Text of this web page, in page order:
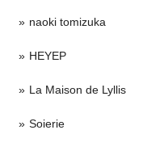
naoki tomizuka
HEYEP
La Maison de Lyllis
Soierie